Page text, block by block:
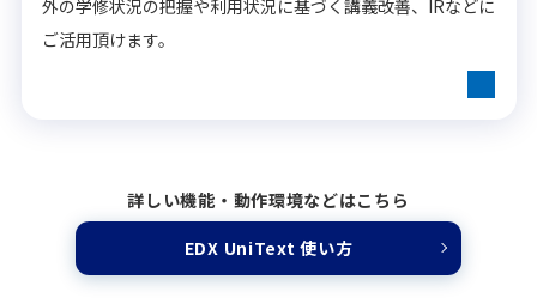
外の学修状況の把握や利用状況に基づく講義改善、IRなどに
ご活用頂けます。
詳しい機能・動作環境などはこちら
EDX UniText 使い方